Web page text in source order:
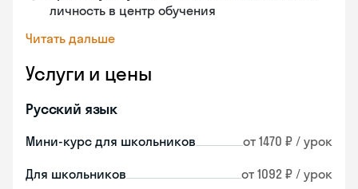
личность в центр обучения
Читать дальше
Услуги и цены
Русский язык
Мини-курс для школьников от 1470 ₽ / урок
Для школьников от 1092 ₽ / урок